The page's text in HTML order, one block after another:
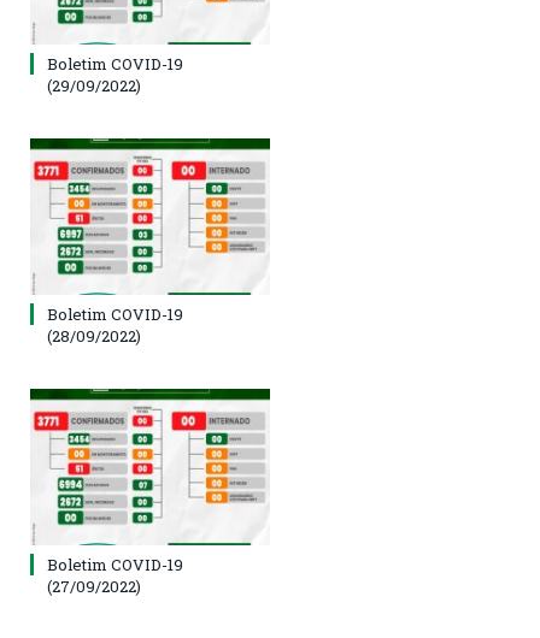
Boletim COVID-19
(29/09/2022)
Boletim COVID-19
(28/09/2022)
Boletim COVID-19
(27/09/2022)